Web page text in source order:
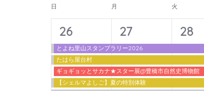
し
て
ナ
ビ
ゲ
く
だ
さ
い。
inputs
will
cause
the
list
of
付
を
択
イ
ベ
ン
ト
の
日 月 火
14
イ
ベ
ン
26
とよね里山スタンプラリー2026
たはら屋台村
ギョギョッとサカナ★スター展@豊橋市自然史博物館
【シェルマよしご】夏の特別体験
11
イ
ベ
ン
27
11
イ
ベ
ン
28